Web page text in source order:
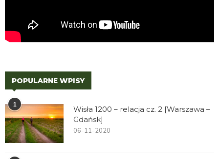
POPULARNE WPISY
1
Wisła 1200 – relacja cz. 2 [Warszawa –
Gdańsk]
06-11-2020